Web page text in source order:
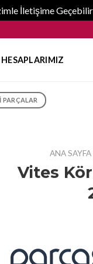
İletişime
ANA SAYFA
Vites